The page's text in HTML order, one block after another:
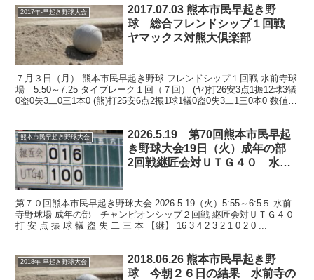
2017年-早起き野球大会
2017.07.03 熊本市民早起き野
球 総合フレンドシップ１回戦
ヤマックス対熊大倶楽部
７月３日（月） 熊本市民早起き野球 フレンドシップ１回戦 水前寺球
場 5:50～7:25 タイブレーク１回（７回） (ヤ)打26安3点1振12球3犠
0盗0失3二0三1本0 (熊)打25安6点2振1球1犠0盗0失3二1三0本0 数値は
熊本市民早起き野球大会
2026.5.19 第70回熊本市民早起
き野球大会19日（火）成年の部
2回戦継匠会対ＵＴＧ４０ 水前
第７０回熊本市民早起き野球大会 2026.5.19（火）5:55～6:5５ 水前
寺野球場 成年の部 チャンピオンシップ２回戦 継匠会対ＵＴＧ４０
打 安 点 振 球 犠 盗 失 二 三 本 【継】 16 3 4 2 3 2 1 0 2 0 ...
2018年-早起き野球大会
2018.06.26 熊本市民早起き野
球 今朝２６日の結果 水前寺の